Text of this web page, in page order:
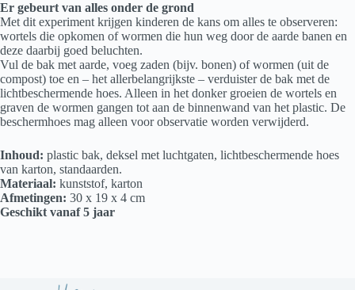
Er gebeurt van alles onder de grond
Met dit experiment krijgen kinderen de kans om alles te observeren:
wortels die opkomen of wormen die hun weg door de aarde banen en
deze daarbij goed beluchten.
Vul de bak met aarde, voeg zaden (bijv. bonen) of wormen (uit de
compost) toe en – het allerbelangrijkste – verduister de bak met de
lichtbeschermende hoes. Alleen in het donker groeien de wortels en
graven de wormen gangen tot aan de binnenwand van het plastic. De
beschermhoes mag alleen voor observatie worden verwijderd.
Inhoud: plastic bak, deksel met luchtgaten, lichtbeschermende hoes
van karton, standaarden.
Materiaal: kunststof, karton
Afmetingen: 30 x 19 x 4 cm
Geschikt vanaf 5 jaar